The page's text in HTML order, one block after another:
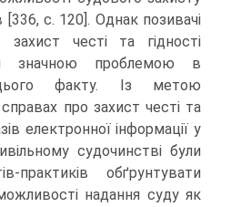
с. 120]. Однак позивачі
честі та гідності
значною проблемою в
цього факту. Із метою
про захист честі та
електронної інформації у
судочинстві були
практиків обґрунтувати
надання суду як